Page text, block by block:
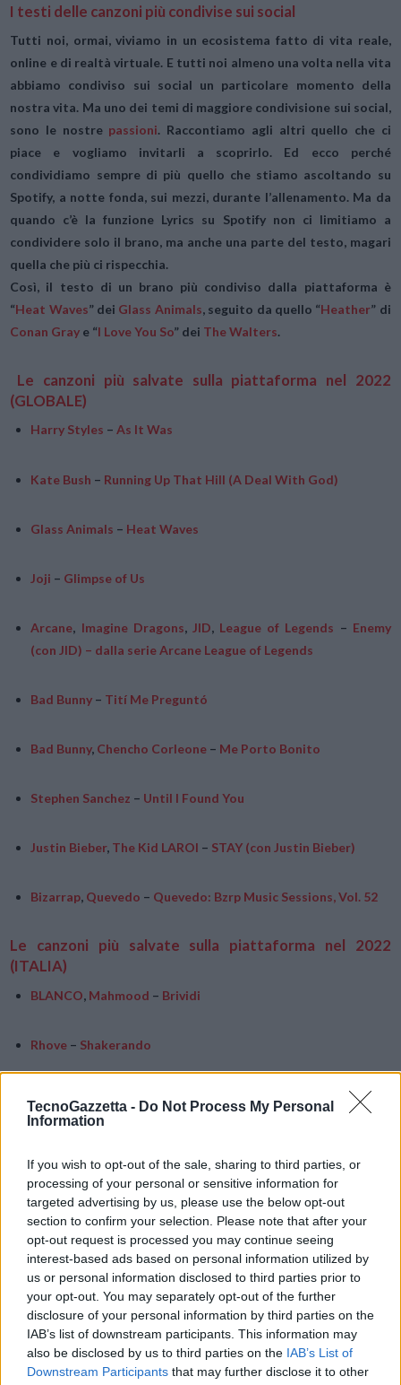
TecnoGazzetta - Do Not Process My Personal
Information
If you wish to opt-out of the sale, sharing to third parties, or
processing of your personal or sensitive information for
targeted advertising by us, please use the below opt-out
section to confirm your selection. Please note that after your
opt-out request is processed you may continue seeing
interest-based ads based on personal information utilized by
us or personal information disclosed to third parties prior to
your opt-out. You may separately opt-out of the further
disclosure of your personal information by third parties on the
IAB’s list of downstream participants. This information may
also be disclosed by us to third parties on the IAB’s List of
Downstream Participants that may further disclose it to other
I testi delle canzoni più condivise sui social
Tutti noi, ormai, viviamo in un ecosistema fatto di vita reale,
online e di realtà virtuale. E tutti noi almeno una volta nella vita
abbiamo condiviso sui social un particolare momento della
nostra vita. Ma uno dei temi di maggiore condivisione sui social,
sono le nostre passioni. Raccontiamo agli altri quello che ci
piace e vogliamo invitarli a scoprirlo. Ed ecco perché
condividiamo sempre di più quello che stiamo ascoltando su
Spotify, a notte fonda, sui mezzi, durante l’allenamento. Ma da
quando c’è la funzione Lyrics su Spotify non ci limitiamo a
condividere solo il brano, ma anche una parte del testo, magari
quella che più ci rispecchia.
Così, il testo di un brano più condiviso dalla piattaforma è
“Heat Waves” dei Glass Animals, seguito da quello “Heather” di
Conan Gray e “I Love You So” dei The Walters.
Le canzoni più salvate sulla piattaforma nel 2022
(GLOBALE)
Harry Styles – As It Was
Kate Bush – Running Up That Hill (A Deal With God)
Glass Animals – Heat Waves
Joji – Glimpse of Us
Arcane, Imagine Dragons, JID, League of Legends – Enemy
(con JID) – dalla serie Arcane League of Legends
Bad Bunny – Tití Me Preguntó
Bad Bunny, Chencho Corleone – Me Porto Bonito
Stephen Sanchez – Until I Found You
Justin Bieber, The Kid LAROI – STAY (con Justin Bieber)
Bizarrap, Quevedo – Quevedo: Bzrp Music Sessions, Vol. 52
Le canzoni più salvate sulla piattaforma nel 2022
(ITALIA)
BLANCO, Mahmood – Brividi
Rhove – Shakerando
s!r! (feat. Lazza & Sfera
Ebbasta)
Tananai– BABY GODDAMN
Harry Styles –
Fedez,Mara Sattei,Tananai–LA DOLCE VITA
Kaleb Di Masi,Omar Varela,Rvfv,Sfera Ebbasta–Hace Calor
– Remix